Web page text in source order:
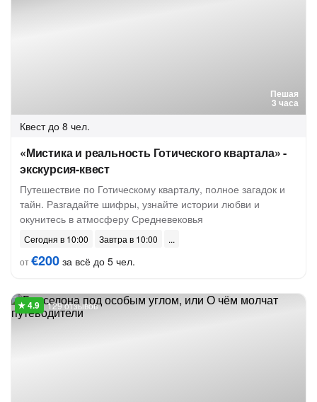
Пешая
3 часа
Квест до 8 чел.
«Мистика и реальность Готического квартала» -
экскурсия-квест
Путешествие по Готическому кварталу, полное загадок и
тайн. Разгадайте шифры, узнайте истории любви и
окунитесь в атмосферу Средневековья
Сегодня в 10:00
Завтра в 10:00
от€200 за всё до 5 чел.
129 отзывов